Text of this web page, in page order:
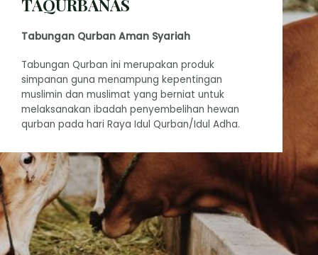
TAQURBANAS
Tabungan Qurban Aman Syariah
Tabungan Qurban ini merupakan produk
simpanan guna menampung kepentingan
muslimin dan muslimat yang berniat untuk
melaksanakan ibadah penyembelihan hewan
qurban pada hari Raya Idul Qurban/Idul Adha.